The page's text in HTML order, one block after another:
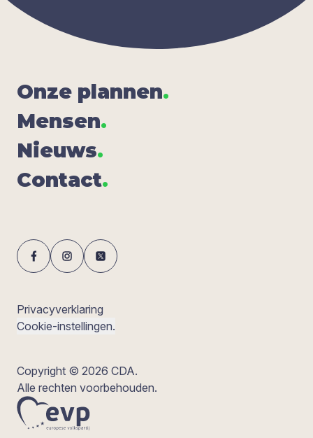
Onze plan­nen.
Men­sen.
Nieuws.
Con­tact.
Privacyverklaring
Cookie-instellingen.
Copyright © 2026 CDA.
Alle rechten voorbehouden.